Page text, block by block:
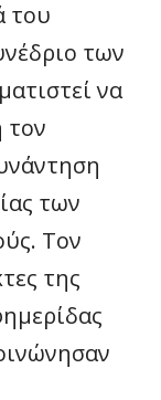
του
των
να
τον
των
Τον
της